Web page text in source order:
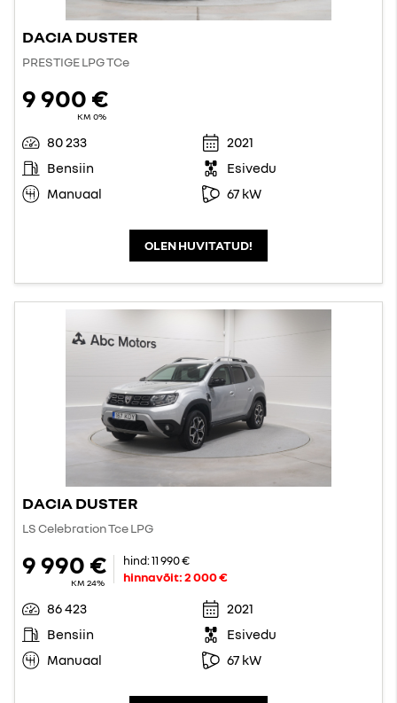
DACIA DUSTER
PRESTIGE LPG TCe
9 900 €
KM 0%
80 233
2021
Bensiin
Esivedu
Manuaal
67 kW
OLEN HUVITATUD!
DACIA DUSTER
LS Celebration Tce LPG
9 990 €
KM 24%
hind:11 990 €
hinnavõit:2 000 €
86 423
2021
Bensiin
Esivedu
Manuaal
67 kW